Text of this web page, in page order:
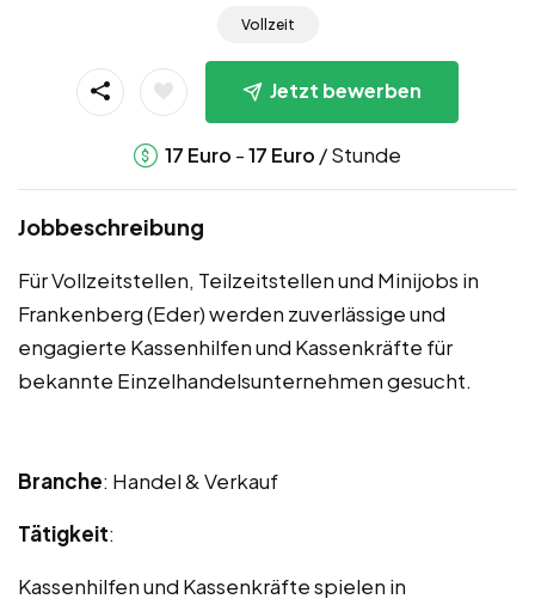
Vollzeit
Jetzt bewerben
17 Euro -17 Euro / Stunde
Jobbeschreibung
Für Vollzeitstellen, Teilzeitstellen und Minijobs in
Frankenberg (Eder) werden zuverlässige und
engagierte Kassenhilfen und Kassenkräfte für
bekannte Einzelhandelsunternehmen gesucht.
Branche: Handel & Verkauf
Tätigkeit:
Kassenhilfen und Kassenkräfte spielen in